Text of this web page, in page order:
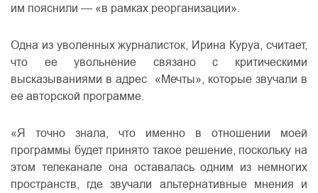
им пояснили — «в рамках реорганизации».
Одна из уволенных журналисток, Ирина Куруа, считает,
что ее увольнение связано с критическими
высказываниями в адрес «Мечты», которые звучали в
ее авторской программе.
«Я точно знала, что именно в отношении моей
программы будет принято такое решение, поскольку на
этом телеканале она оставалась одним из немногих
пространств, где звучали альтернативные мнения и